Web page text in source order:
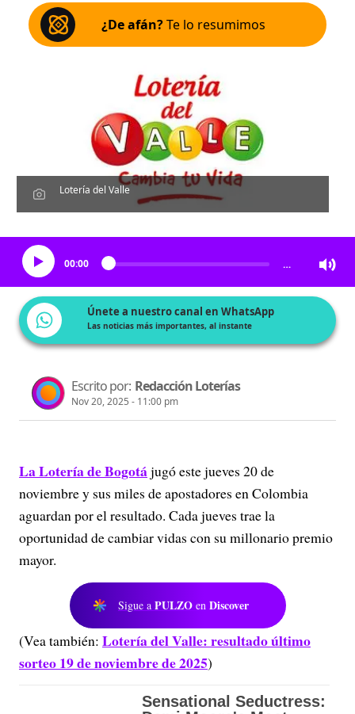
¿De afán?Te lo resumimos
Lotería del Valle
00:00 …
Únete a nuestro canal en WhatsApp
Las noticias más importantes, al instante
Escrito por: Redacción Loterías
Nov 20, 2025 - 11:00 pm
La Lotería de Bogotájugó este jueves 20 de
noviembre y sus miles de apostadores en Colombia
aguardan por el resultado. Cada jueves trae la
oportunidad de cambiar vidas con su millonario premio
mayor.
Sigue a PULZO en Discover
(Vea también: Lotería del Valle: resultado último
sorteo 19 de noviembre de 2025)